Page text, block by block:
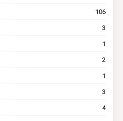
106
3
1
2
1
3
4